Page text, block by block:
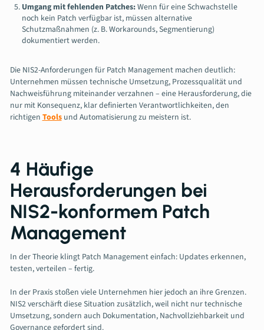
Umgang mit fehlenden Patches:Wenn für eine Schwachstelle
noch kein Patch verfügbar ist, müssen alternative
Schutzmaßnahmen (z. B. Workarounds, Segmentierung)
dokumentiert werden.
Die NIS2-Anforderungen für Patch Management machen deutlich:
Unternehmen müssen technische Umsetzung, Prozessqualität und
Nachweisführung miteinander verzahnen – eine Herausforderung, die
nur mit Konsequenz, klar definierten Verantwortlichkeiten, den
richtigen Toolsund Automatisierung zu meistern ist.
4 Häufige
Herausforderungen bei
NIS2-konformem Patch
Management
In der Theorie klingt Patch Management einfach: Updates erkennen,
testen, verteilen – fertig.
In der Praxis stoßen viele Unternehmen hier jedoch an ihre Grenzen.
NIS2 verschärft diese Situation zusätzlich, weil nicht nur technische
Umsetzung, sondern auch Dokumentation, Nachvollziehbarkeit und